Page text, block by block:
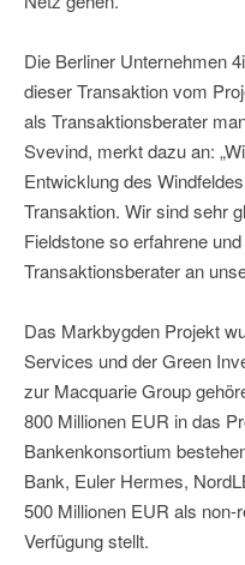
Die Berliner Unternehmen
dieser Transaktion vom
als Transaktionsberater
Svevind, merkt dazu an:
Entwicklung des
Transaktion. Wir sind sehr
Fieldstone so erfahrene
Transaktionsberater an
Das Markbygden Projekt
Services und der Green
zur Macquarie Group
800 Millionen EUR in das
Bankenkonsortium
Bank, Euler Hermes,
500 Millionen EUR als
Verfügung stellt.